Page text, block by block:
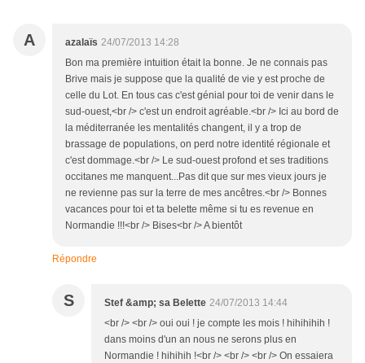
A azalaïs 24/07/2013 14:28
Bon ma première intuition était la bonne. Je ne connais pas
Brive mais je suppose que la qualité de vie y est proche de
celle du Lot. En tous cas c'est génial pour toi de venir dans le
sud-ouest,<br /> c'est un endroit agréable.<br /> Ici au bord de
la méditerranée les mentalités changent, il y a trop de
brassage de populations, on perd notre identité régionale et
c'est dommage.<br /> Le sud-ouest profond et ses traditions
occitanes me manquent...Pas dit que sur mes vieux jours je
ne revienne pas sur la terre de mes ancêtres.<br /> Bonnes
vacances pour toi et ta belette même si tu es revenue en
Normandie !!!<br /> Bises<br /> A bientôt
Répondre
S Stef &amp; sa Belette 24/07/2013 14:44
<br /> <br /> oui oui ! je compte les mois ! hihihihih !
dans moins d'un an nous ne serons plus en
Normandie ! hihihih !<br /> <br /> <br /> On essaiera